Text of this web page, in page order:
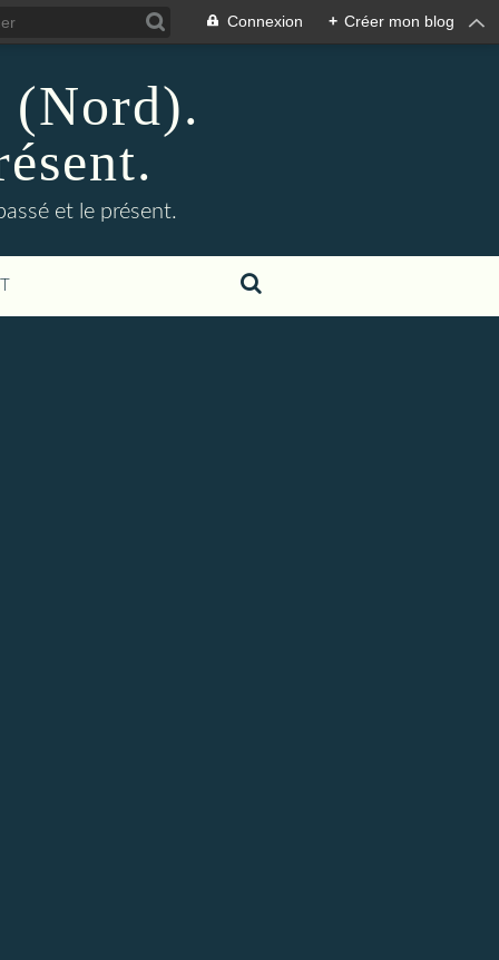
Connexion + Créer mon blog
et le présent.